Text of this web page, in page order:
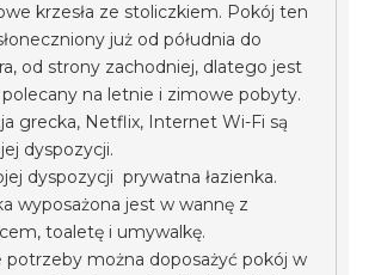
krzesła ze stoliczkiem. Pokój ten
już od półudnia do
od strony zachodniej, dlatego jest
na letnie i zimowe pobyty.
grecka, Netflix, Internet Wi-Fi są
dyspozycji.
dyspozycji prywatna łazienka.
wyposażona jest w wannę z
toaletę i umywalkę.
potrzeby można doposażyć pokój w